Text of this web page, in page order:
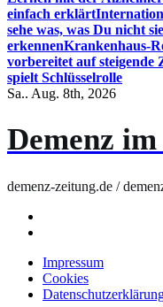
einfach erklärt
sehe was, was Du nicht
erkennenKrankenhaus-
vorbereitet auf steigende
spielt Schlüsselrolle
Sa.. Aug. 8th, 2026
Demenz
demenz-zeitung.de /
Impressum
Cookies